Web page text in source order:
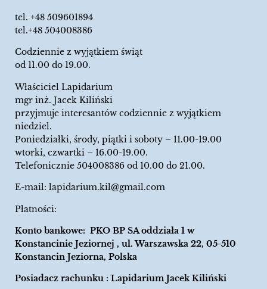
tel. +48 509601894
tel.+48 504008386
Codziennie z wyjątkiem świąt
od 11.00 do 19.00.
Właściciel Lapidarium
mgr inż. Jacek Kiliński
przyjmuje interesantów codziennie z wyjątkiem
niedziel.
Poniedziałki, środy, piątki i soboty – 11.00-19.00
wtorki, czwartki – 16.00-19.00.
Telefonicznie 504008386 od 10.00 do 21.00.
E-mail: lapidarium.kil@gmail.com
Płatności:
Konto bankowe: PKO BP SA oddziała 1 w
Konstancinie Jeziornej , ul. Warszawska 22, 05-510
Konstancin Jeziorna, Polska
Posiadacz rachunku : Lapidarium Jacek Kiliński